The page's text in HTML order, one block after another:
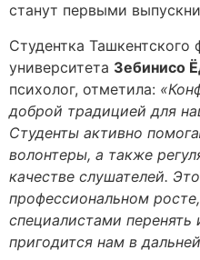
станут первыми
Студентка Ташкентского
университета Зебинисо
психолог, отметила:
доброй традицией для
Студенты активно
волонтеры, а также
качестве слушателей.
профессиональном
специалистами
пригодится нам в